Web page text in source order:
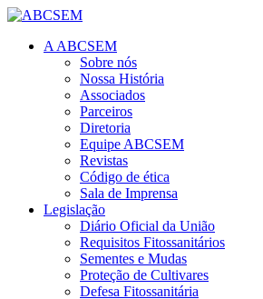
A ABCSEM
Sobre nós
Nossa História
Associados
Parceiros
Diretoria
Equipe ABCSEM
Revistas
Código de ética
Sala de Imprensa
Legislação
Diário Oficial da União
Requisitos Fitossanitários
Sementes e Mudas
Proteção de Cultivares
Defesa Fitossanitária